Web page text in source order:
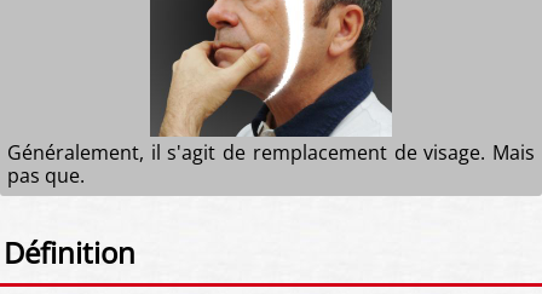
Généralement, il s'agit de remplacement de visage. Mais
pas que.
Définition